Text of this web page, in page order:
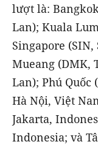
lượt là:
Lan); Kuala
Singapore
Mueang (DMK,
Lan); Phú Quốc
Hà Nội, Việt
Jakarta,
Indonesia; và